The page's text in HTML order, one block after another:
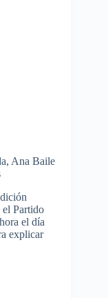
Ana Baile
el Partido
el día
explicar